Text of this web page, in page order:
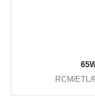
RCM/ETL/